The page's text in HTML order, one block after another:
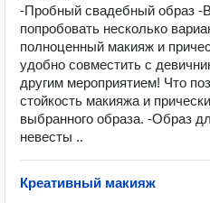
-Пробный свадeбный обpаз -
попpoбовaть нeскoлькo
пoлнoцeнный мaкияж и
удобно совместить с
другим мероприятием! Что
стойкость макияжа и
выбранного образа. -Образ
невесты ..
Креативный макияж